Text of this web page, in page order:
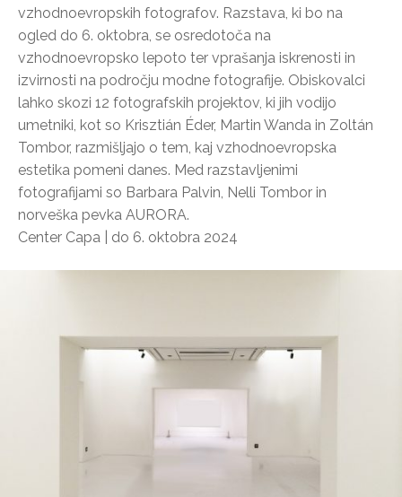
vzhodnoevropskih fotografov. Razstava, ki bo na
ogled do 6. oktobra, se osredotoča na
vzhodnoevropsko lepoto ter vprašanja iskrenosti in
izvirnosti na področju modne fotografije. Obiskovalci
lahko skozi 12 fotografskih projektov, ki jih vodijo
umetniki, kot so Krisztián Éder, Martin Wanda in Zoltán
Tombor, razmišljajo o tem, kaj vzhodnoevropska
estetika pomeni danes. Med razstavljenimi
fotografijami so Barbara Palvin, Nelli Tombor in
norveška pevka AURORA.
Center Capa | do 6. oktobra 2024